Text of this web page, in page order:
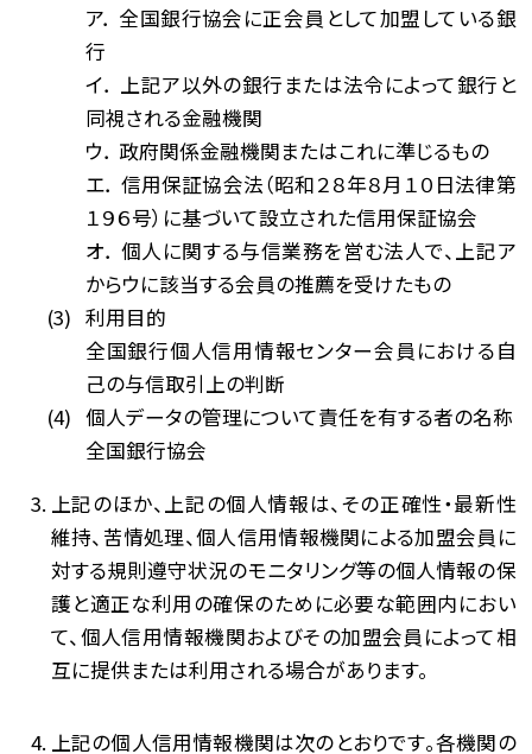
ア． 全国銀行協会に正会員として加盟している銀
行
イ． 上記ア以外の銀行または法令によって銀行と
同視される金融機関
ウ． 政府関係金融機関またはこれに準じるもの
エ． 信用保証協会法（昭和２８年８月１０日法律第
１９６号）に基づいて設立された信用保証協会
オ． 個人に関する与信業務を営む法人で、上記ア
からウに該当する会員の推薦を受けたもの
利用目的
全国銀行個人信用情報センター会員における自
己の与信取引上の判断
個人データの管理について責任を有する者の名称
全国銀行協会
上記のほか、上記の個人情報は、その正確性・最新性
維持、苦情処理、個人信用情報機関による加盟会員に
対する規則遵守状況のモニタリング等の個人情報の保
護と適正な利用の確保のために必要な範囲内におい
て、個人信用情報機関およびその加盟会員によって相
互に提供または利用される場合があります。
上記の個人信用情報機関は次のとおりです。各機関の